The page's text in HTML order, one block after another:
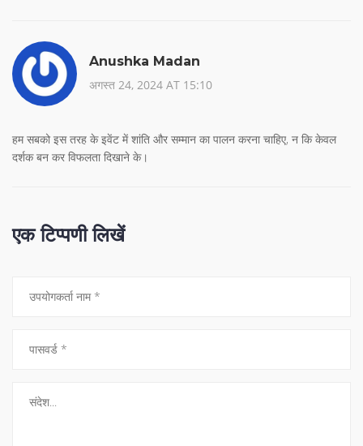
Anushka Madan
अगस्त 24, 2024 AT 15:10
हम सबको इस तरह के इवेंट में शांति और सम्मान का पालन करना चाहिए, न कि केवल
दर्शक बन कर विफलता दिखाने के।
एक टिप्पणी लिखें